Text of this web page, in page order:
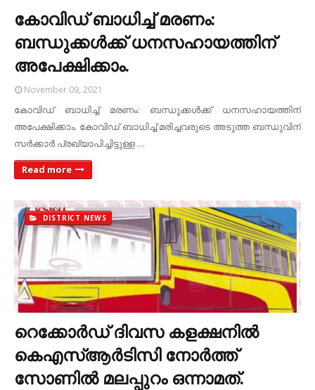
കോവിഡ് ബാധിച്ച് മരണം:
ബന്ധുക്കൾക്ക് ധനസഹായത്തിന്
അപേക്ഷിക്കാം.
November 09, 2021
കോവിഡ് ബാധിച്ച് മരണം: ബന്ധുക്കൾക്ക് ധനസഹായത്തിന്
അപേക്ഷിക്കാം. കോവിഡ് ബാധിച്ച് മരിച്ചവരുടെ അടുത്ത ബന്ധുവിന്
സർക്കാർ പ്രഖ്യാപിച്ചിട്ടുള്ള …
Read more
DISTRICT NEWS
റെക്കോര്‍ഡ് ദിവസ കളക്ഷനില്‍
കെഎസ്‌ആര്‍ടിസി നോര്‍ത്ത്
സോണില്‍ മലപ്പുറം ഒന്നാമത്.